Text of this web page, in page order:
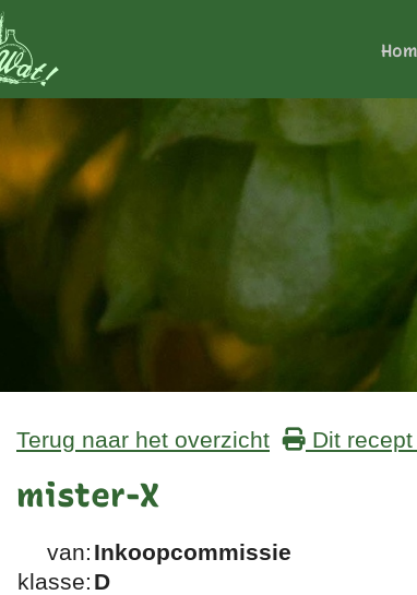
Terug naar het overzicht Dit
mister-X
van: Inkoopcommissie
klasse: D